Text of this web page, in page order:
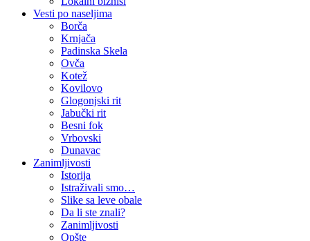
Vesti po naseljima
Borča
Krnjača
Padinska Skela
Ovča
Kotež
Kovilovo
Glogonjski rit
Jabučki rit
Besni fok
Vrbovski
Dunavac
Zanimljivosti
Istorija
Istraživali smo…
Slike sa leve obale
Da li ste znali?
Zanimljivosti
Opšte